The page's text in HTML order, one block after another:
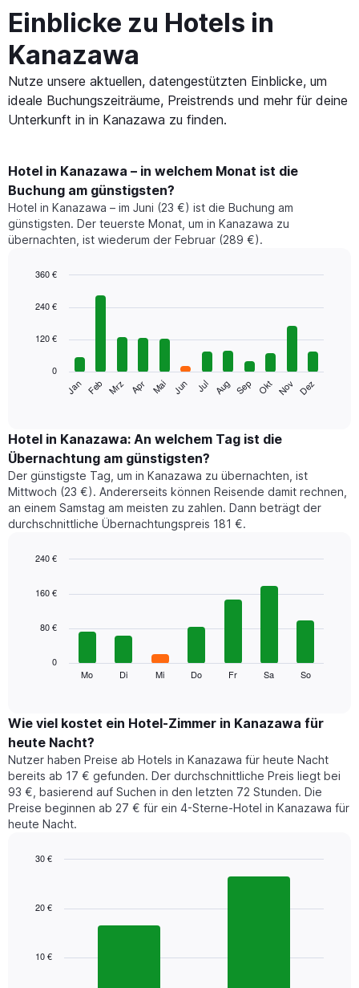
Einblicke zu Hotels in
Kanazawa
Nutze unsere aktuellen, datengestützten Einblicke, um
ideale Buchungszeiträume, Preistrends und mehr für deine
Unterkunft in in Kanazawa zu finden.
Hotel in Kanazawa – in welchem Monat ist die
Buchung am günstigsten?
Hotel in Kanazawa – im Juni (23 €) ist die Buchung am
günstigsten. Der teuerste Monat, um in Kanazawa zu
übernachten, ist wiederum der Februar (289 €).
chart
bars.
folgende
den
durchschnittlichen
Zimmerpreis
im
jeweiligen
Monat
an.
Diagramm
die
Monate
hat
1
Y-
Achse,
die
den
durchschnittlichen
Zimmerpreis
graphic.
Jan Feb Mrz Apr Mai Jun Jul Aug Sep Okt Nov Dez
0
120 €
240 €
360 €
Hotel in Kanazawa: An welchem Tag ist die
Übernachtung am günstigsten?
Der günstigste Tag, um in Kanazawa zu übernachten, ist
Mittwoch (23 €). Andererseits können Reisende damit rechnen,
an einem Samstag am meisten zu zahlen. Dann beträgt der
durchschnittliche Übernachtungspreis 181 €.
chart
bars.
den
durchschnittlichen
Preis
eines
Zimmers
für
den
jeweiligen
Das
die
Mo Di Mi Do Fr Sa So
0
80 €
160 €
240 €
Wie viel kostet ein Hotel-Zimmer in Kanazawa für
heute Nacht?
Nutzer haben Preise ab Hotels in Kanazawa für heute Nacht
bereits ab 17 € gefunden. Der durchschnittliche Preis liegt bei
93 €, basierend auf Suchen in den letzten 72 Stunden. Die
Preise beginnen ab 27 € für ein 4-Sterne-Hotel in Kanazawa für
heute Nacht.
with
Das
10 €
20 €
30 €